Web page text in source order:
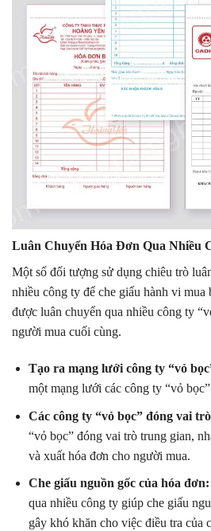
Luân Chuyển Hóa Đơn Qua Nhiều
Một số đối tượng sử dụng chiêu trò
nhiều công ty để che giấu hành vi mua
được luân chuyển qua nhiều công ty
người mua cuối cùng.
Tạo ra mạng lưới công ty “vỏ
một mạng lưới các công ty “vỏ
Các công ty “vỏ bọc” đóng vai
“vỏ bọc” đóng vai trò trung gian,
và xuất hóa đơn cho người mua.
Che giấu nguồn gốc của hóa đơn:
qua nhiều công ty giúp che giấu
gây khó khăn cho việc điều tra của